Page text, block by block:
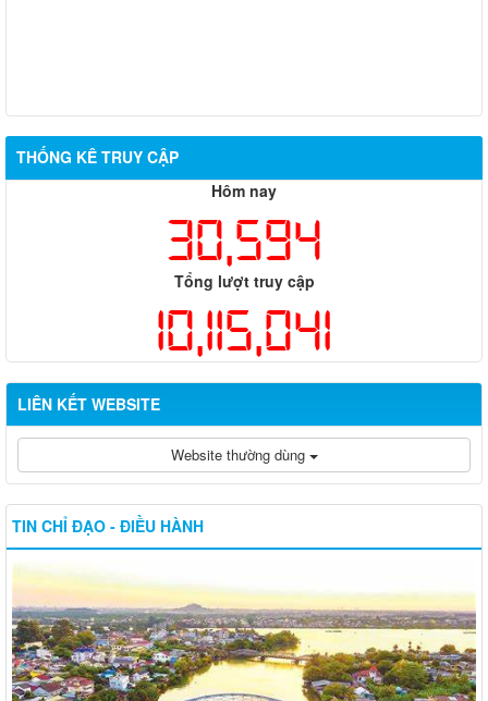
THỐNG KÊ TRUY CẬP
Hôm nay
30,594
Tổng lượt truy cập
10,115,041
LIÊN KẾT WEBSITE
Website thường dùng
TIN CHỈ ĐẠO - ĐIỀU HÀNH